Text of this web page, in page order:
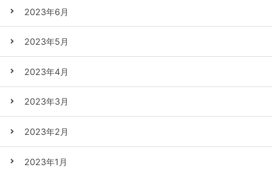
2023年6月
2023年5月
2023年4月
2023年3月
2023年2月
2023年1月